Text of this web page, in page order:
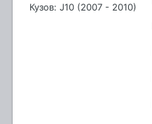
Кузов: J10 (2007 - 2010)